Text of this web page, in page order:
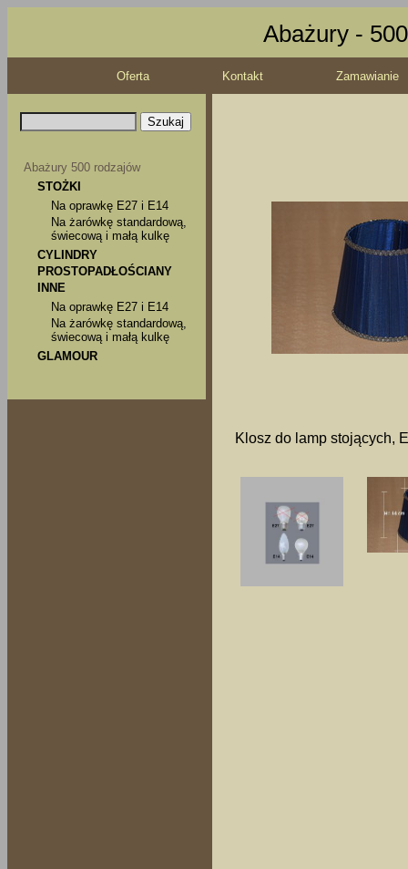
Abażury -
Oferta Kontakt Zamawianie
Abażury 500 rodzajów
STOŻKI
Na oprawkę E27 i E14
Na żarówkę standardową,
świecową i małą kulkę
CYLINDRY
PROSTOPADŁOŚCIANY
INNE
Na oprawkę E27 i E14
Na żarówkę standardową,
świecową i małą kulkę
GLAMOUR
Klosz do lamp stojących,